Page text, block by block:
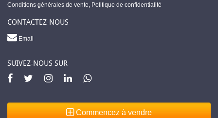
Conditions générales de vente, Politique de confidentialité
CONTACTEZ-NOUS
Email
SUIVEZ-NOUS SUR
Commencez à vendre